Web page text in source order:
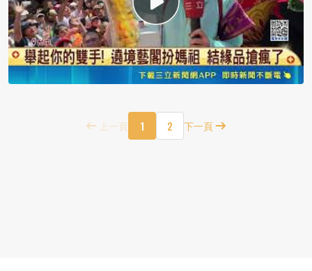
上一頁 1 2 下一頁